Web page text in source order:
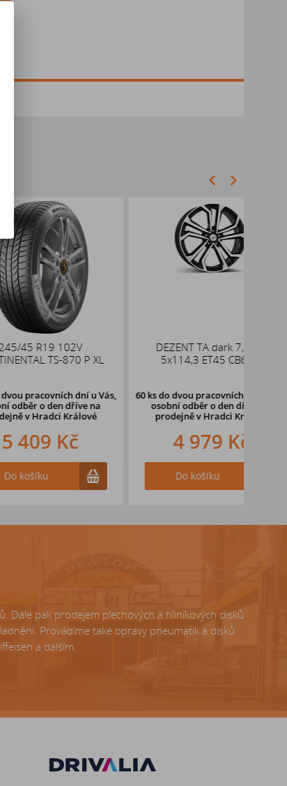
102V
870 P XL
dní u Vás,
dřívena
Králové
Kč
DEZENT TA dark 7,5x18
5x114,3 ET45 CB67,1
60 ksdo dvou pracovních dní u Vás,
osobní odběr o den dřívena
prodejně v Hradci Králové
4 979 Kč
Dále pak prodejem plechových a hliníkových disků
Provádíme také opravy pneumatik a disků
a dalším.